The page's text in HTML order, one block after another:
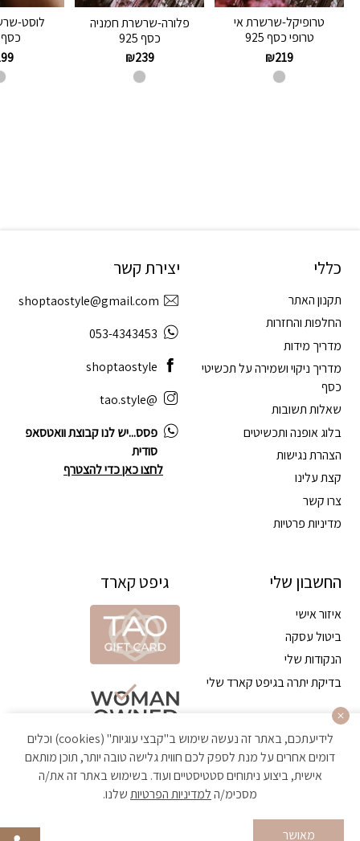
טרופיקל-שרשרת אי
טרופי כסף 925
₪219
פלורה-שרשרת חמניה
כסף 925
₪239
לוסט-
כסף
כללי
תקנון האתר
החלפות והחזרות
מדריך מידות
מדריך ניקוי ושמירה על תכשיטי
כסף
שאלות תשובות
בלוג אופנה ותכשיטים
הצהרת נגישות
קצת עלינו
צרו קשר
מדיניות פרטיות
החשבון שלי
איזור אישי
ביטול עסקה
הנקודות שלי
בדיקת יתרה בגיפט קארד שלי
יצירת קשר
shoptaostyle@gmail.com
053-4343453
shoptaostyle
@tao.style
פסס...יש לנו קבוצת וואטסאפ
סודית
לחצו כאן כדי להצטרף
גיפט קארד
הקניה באתר מאובטחת ועומדת בתקן האבטחה הגבוה ביותר
לידיעתכם, באתר זה נעשה שימוש ב"קבצי עוגיות" (cookies) וכלים
דומים אחרים על מנת לספק לכם חווית גלישה טובה יותר, תוכן מותאם
אישית, ביצוע ניתוחים סטטיסטיים ועוד. בשימוש באתר זה את/ה
מסכימ/הלמדיניות הפרטיותשלנו.
מאושר